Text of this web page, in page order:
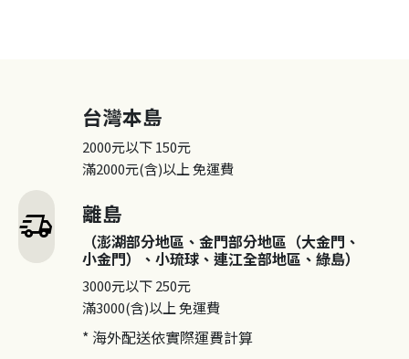
delivery_truck_speed
台灣本島
2000元以下150元
滿2000元(含)以上免運費
離島
（澎湖部分地區、金門部分地區（大金門、
小金門）、小琉球、連江全部地區、綠島）
3000元以下250元
滿3000(含)以上免運費
* 海外配送依實際運費計算